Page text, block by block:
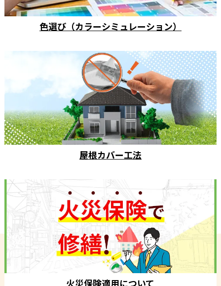
色選び（カラーシミュレーション）
屋根カバー工法
火災保険適用について